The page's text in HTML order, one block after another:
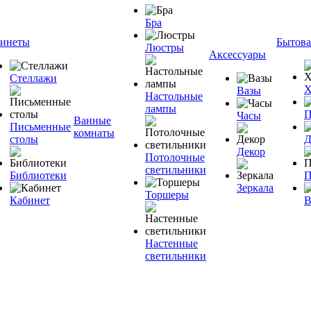
Стеллажи
Письменные
столы
Библиотеки
Кабинет
Ванные
комнаты
Бра
Люстры
Настольные
лампы
Потолочные
светильники
Торшеры
Настенные
светильники
Аксессуары
Вазы
Часы
Декор
Зеркала